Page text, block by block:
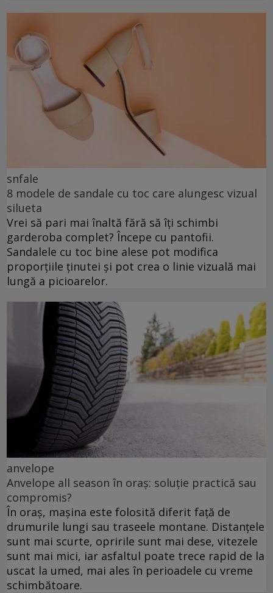
snfale
8 modele de sandale cu toc care alungesc vizual
silueta
Vrei să pari mai înaltă fără să îți schimbi
garderoba complet? Începe cu pantofii.
Sandalele cu toc bine alese pot modifica
proporțiile ținutei și pot crea o linie vizuală mai
lungă a picioarelor.
anvelope
Anvelope all season în oraș: soluție practică sau
compromis?
În oraș, mașina este folosită diferit față de
drumurile lungi sau traseele montane. Distanțele
sunt mai scurte, opririle sunt mai dese, vitezele
sunt mai mici, iar asfaltul poate trece rapid de la
uscat la umed, mai ales în perioadele cu vreme
schimbătoare.